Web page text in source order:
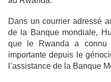
Dans un courrier adressé
de la Banque mondiale,
que le Rwanda a connu
importante depuis le
l’assistance de la Banque